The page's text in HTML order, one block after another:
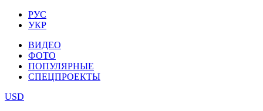
РУС
УКР
ВИДЕО
ФОТО
ПОПУЛЯРНЫЕ
СПЕЦПРОЕКТЫ
USD